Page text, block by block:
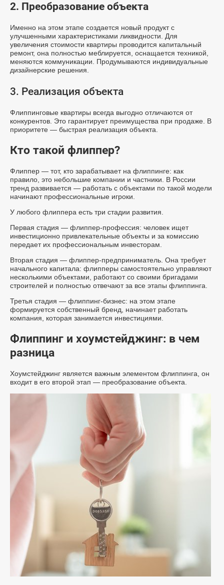
2. Преобразование объекта
Именно на этом этапе создается новый продукт с
улучшенными характеристиками ликвидности. Для
увеличения стоимости квартиры проводится капитальный
ремонт, она полностью меблируется, оснащается техникой,
меняются коммуникации. Продумываются индивидуальные
дизайнерские решения.
3. Реализация объекта
Флиппинговые квартиры всегда выгодно отличаются от
конкурентов. Это гарантирует преимущества при продаже. В
приоритете — быстрая реализация объекта.
Кто такой флиппер?
Флиппер — тот, кто зарабатывает на флиппинге: как
правило, это небольшие компании и частники. В России
тренд развивается — работать с объектами по такой модели
начинают профессиональные игроки.
У любого флиппера есть три стадии развития.
Первая стадия — флиппер-профессия: человек ищет
инвестиционно привлекательные объекты и за комиссию
передает их профессиональным инвесторам.
Вторая стадия — флиппер-предприниматель. Она требует
начального капитала: флипперы самостоятельно управляют
несколькими объектами, работают со своими бригадами
строителей и полностью отвечают за все этапы флиппинга.
Третья стадия — флиппинг-бизнес: на этом этапе
формируется собственный бренд, начинает работать
компания, которая занимается инвестициями.
Флиппинг и хоумстейджинг: в чем
разница
Хоумстейджинг является важным элементом флиппинга, он
входит в его второй этап — преобразование объекта.